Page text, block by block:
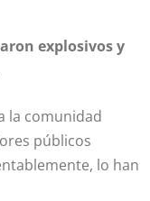
explosivos y
la comunidad
públicos
lo han